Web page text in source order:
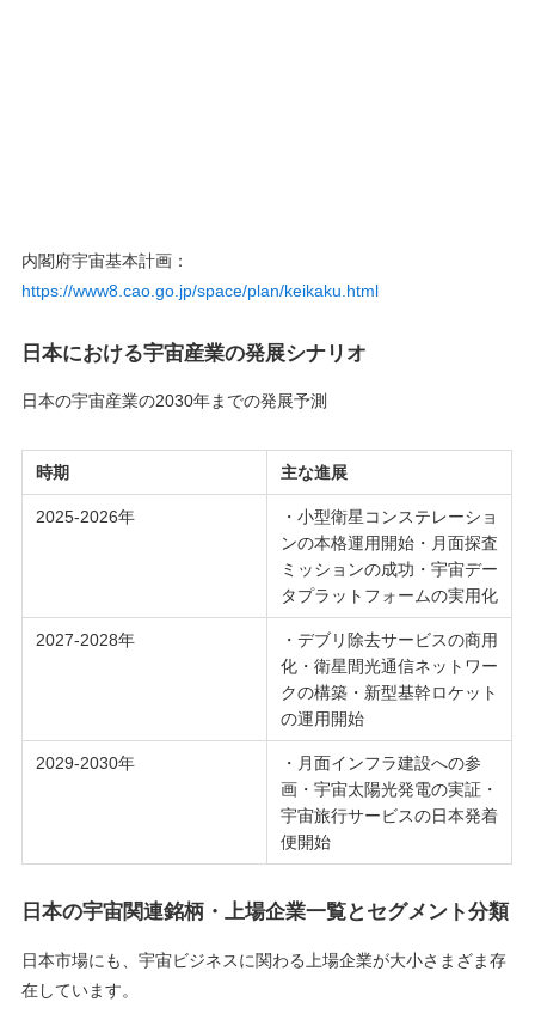
内閣府宇宙基本計画：
https://www8.cao.go.jp/space/plan/keikaku.html
日本における宇宙産業の発展シナリオ
日本の宇宙産業の2030年までの発展予測
時期 主な進展
2025-2026年
・小型衛星コンステレーショ
ンの本格運用開始・月面探査
ミッションの成功・宇宙デー
タプラットフォームの実用化
2027-2028年
・デブリ除去サービスの商用
化・衛星間光通信ネットワー
クの構築・新型基幹ロケット
の運用開始
2029-2030年
・月面インフラ建設への参
画・宇宙太陽光発電の実証・
宇宙旅行サービスの日本発着
便開始
日本の宇宙関連銘柄・上場企業一覧とセグメント分類
日本市場にも、宇宙ビジネスに関わる上場企業が大小さまざま存
在しています。